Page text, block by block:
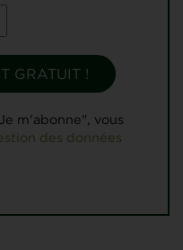
m'abonne", vous
des données